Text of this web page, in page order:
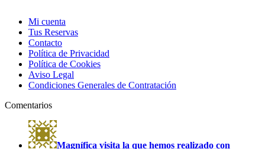
Mi cuenta
Tus Reservas
Contacto
Política de Privacidad
Política de Cookies
Aviso Legal
Condiciones Generales de Contratación
Comentarios
Magnífica visita la que hemos realizado con